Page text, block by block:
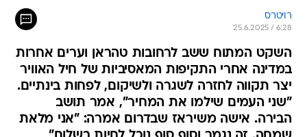
רויטרס
25.6.2025 / 6:28
השקט המתוח ששב לרחובות טהראן וערים אחרות
במדינה אחרי התקיפות המאסיביות של חיל האוויר
יצר תקווה לחזרה לשגרה ולשיקום, לפחות בינתיים.
"שני העמים שילמו את המחיר", אמר תושב
הבירה. אישה משיראז שבדרום אמרה: "אני מלאת